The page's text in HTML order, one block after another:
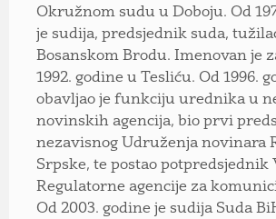
Okružnom sudu u Doboju. Od
je sudija, predsjednik suda,
Bosanskom Brodu. Imenovan je
1992. godine u Tesliću. Od 1996.
obavljao je funkciju urednika u
novinskih agencija, bio prvi
nezavisnog Udruženja novinara
Srpske, te postao potpredsjednik
Regulatorne agencije za
Od 2003. godine je sudija Suda